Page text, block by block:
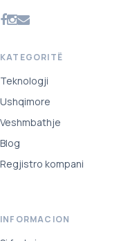
KATEGORITË
Teknologji
Ushqimore
Veshmbathje
Blog
Regjistro kompani
INFORMACION